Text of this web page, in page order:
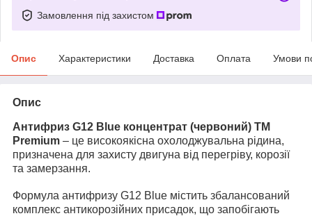
Замовлення під захистом
Опис Характеристики Доставка Оплата Умови
Опис
Антифриз G12 Blue концентрат (червоний) TM
Premium – це високоякісна охолоджувальна рідина,
призначена для захисту двигуна від перегріву, корозії
та замерзання.
Формула антифризу G12 Blue містить збалансований
комплекс антикорозійних присадок, що запобігають